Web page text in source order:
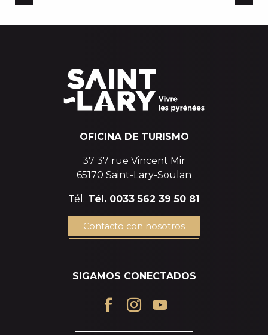
OFICINA DE TURISMO
37 37 rue Vincent Mir
65170 Saint-Lary-Soulan
Tél. Tél. 0033 562 39 50 81
Contacto con nosotros
SIGAMOS CONECTADOS